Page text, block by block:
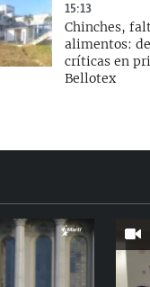
15:13
Chinches,
alimentos:
críticas en
Bellotex